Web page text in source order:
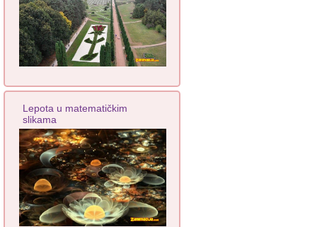
Lepota u matematičkim
slikama